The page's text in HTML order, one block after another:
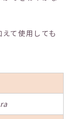
て使用しても